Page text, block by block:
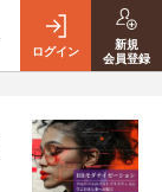
ログイン
新規
会員登録